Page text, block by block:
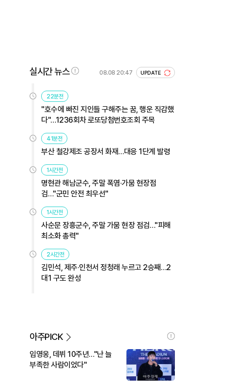
실시간 뉴스 08.08 20:47 UPDATE
22분전
"호수에 빠진 지인들 구해주는 꿈, 행운 직감했
다"…1236회차 로또당첨번호조회 주목
41분전
부산 철강제조 공장서 화재…대응 1단계 발령
1시간전
명현관 해남군수, 주말 폭염·가뭄 현장점
검…"군민 안전 최우선"
1시간전
사순문 장흥군수, 주말 가뭄 현장 점검…"피해
최소화 총력"
2시간전
김민석, 제주·인천서 정청래 누르고 2승째…2
대1 구도 완성
아주PICK
임영웅, 데뷔 10주년…"난 늘
부족한 사람이었다"